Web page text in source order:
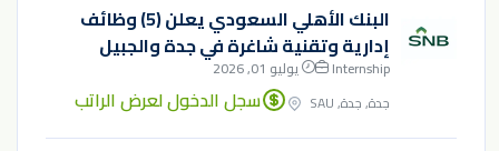
البنك الأهلي السعودي يعلن (5) وظائف
إدارية وتقنية شاغرة في جدة والجبيل
Internship
يوليو 01, 2026
جدة, جدة, SAU
سجل الدخول لعرض الراتب